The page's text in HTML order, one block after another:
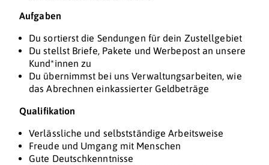
Aufgaben
Du sortierst die Sendungen für dein Zustellgebiet
Du stellst Briefe, Pakete und Werbepost an unsere
Kund*innen zu
Du übernimmst bei uns Verwaltungsarbeiten, wie
das Abrechnen einkassierter Geldbeträge
Qualifikation
Verlässliche und selbstständige Arbeitsweise
Freude und Umgang mit Menschen
Gute Deutschkenntnisse